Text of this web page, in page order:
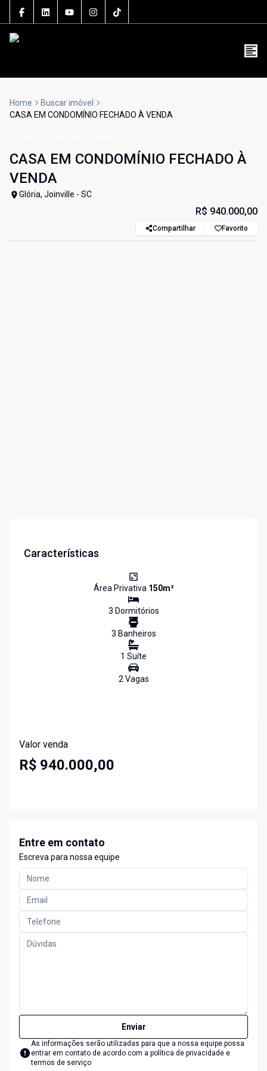
Home
Buscar imóvel
CASA EM CONDOMÍNIO FECHADO À VENDA
CASA EM CONDOMÍNIO FECHADO À
VENDA
Glória, Joinville - SC
R$ 940.000,00
Compartilhar Favorito
Características
Área Privativa 150m²
3 Dormitórios
3 Banheiros
1 Suíte
2Vagas
Valor venda
R$ 940.000,00
Entre em contato
Escreva para nossa equipe
Enviar
As informações serão utilizadas para que a nossa equipe possa
entrar em contato de acordo com a política de privacidade e
termos de serviço